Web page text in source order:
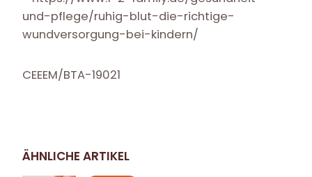
ÄHNLICHE ARTIKEL
und-pflege/ruhig-blut-die-richtige-
wundversorgung-bei-kindern/
CEEEM/BTA-19021